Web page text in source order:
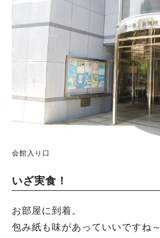
会館入り口
いざ実食！
お部屋に到着。
包み紙も味があっていいですね～